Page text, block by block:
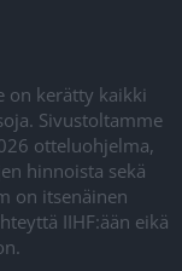
on kerätty kaikki
Sivustoltamme
otteluohjelma,
hinnoista sekä
on itsenäinen
IIHF:ään eikä